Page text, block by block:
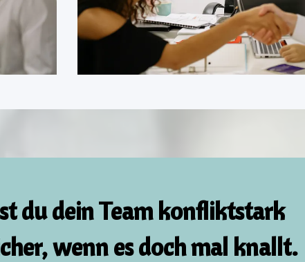
du dein Team konfliktstark
wenn es doch mal knallt.